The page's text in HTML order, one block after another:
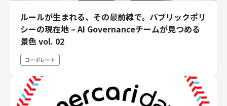
ルールが生まれる、その最前線で。パブリックポリ
シーの現在地 – AI Governanceチームが見つめる
景色 vol. 02
コーポレート